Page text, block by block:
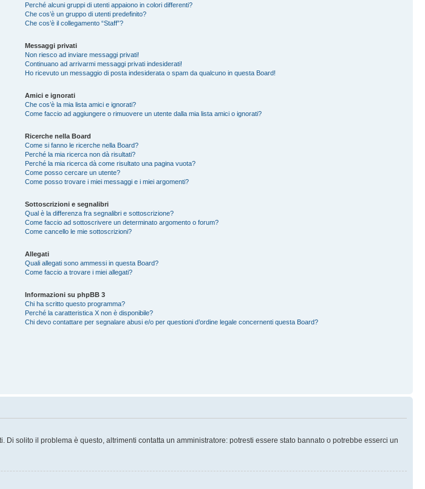
Perché alcuni gruppi di utenti appaiono in colori differenti?
Che cos’è un gruppo di utenti predefinito?
Che cos’è il collegamento “Staff”?
Messaggi privati
Non riesco ad inviare messaggi privati!
Continuano ad arrivarmi messaggi privati indesiderati!
Ho ricevuto un messaggio di posta indesiderata o spam da qualcuno in questa Board!
Amici e ignorati
Che cos’è la mia lista amici e ignorati?
Come faccio ad aggiungere o rimuovere un utente dalla mia lista amici o ignorati?
Ricerche nella Board
Come si fanno le ricerche nella Board?
Perché la mia ricerca non dà risultati?
Perché la mia ricerca dà come risultato una pagina vuota?
Come posso cercare un utente?
Come posso trovare i miei messaggi e i miei argomenti?
Sottoscrizioni e segnalibri
Qual è la differenza fra segnalibri e sottoscrizione?
Come faccio ad sottoscrivere un determinato argomento o forum?
Come cancello le mie sottoscrizioni?
Allegati
Quali allegati sono ammessi in questa Board?
Come faccio a trovare i miei allegati?
Informazioni su phpBB 3
Chi ha scritto questo programma?
Perché la caratteristica X non è disponibile?
Chi devo contattare per segnalare abusi e/o per questioni d’ordine legale concernenti questa Board?
solito il problema è questo, altrimenti contatta un amministratore: potresti essere stato bannato o potrebbe esserci un